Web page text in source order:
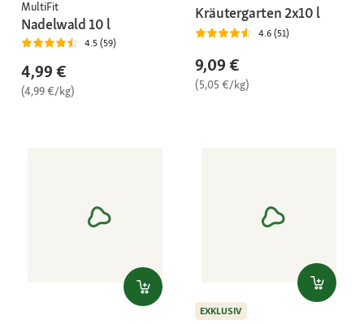
MultiFit
Nadelwald 10 l
4.5 (59)
4,99 €
(4,99 €/kg)
Kräutergarten 2x10 l
4.6 (51)
9,09 €
(5,05 €/kg)
EXKLUSIV